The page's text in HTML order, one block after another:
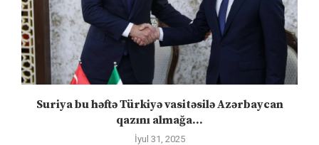
Suriya bu həftə Türkiyə vasitəsilə Azərbaycan
qazını almağa...
İyul 31, 2025